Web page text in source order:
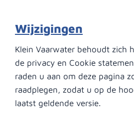
Wijzigingen
Klein Vaarwater behoudt zich
de privacy en Cookie
raden u aan om deze pagina
raadplegen, zodat u op de
laatst geldende versie.